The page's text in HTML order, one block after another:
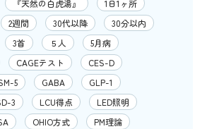
『天然の白虎湯』
1日1ヶ所
2週間 30代以降
30分以内
3首 ５人
5月病
CAGEテスト
CES-D
5 GABA
GLP-1
3 LCU得点
LED照明
OHIO方式
PM理論